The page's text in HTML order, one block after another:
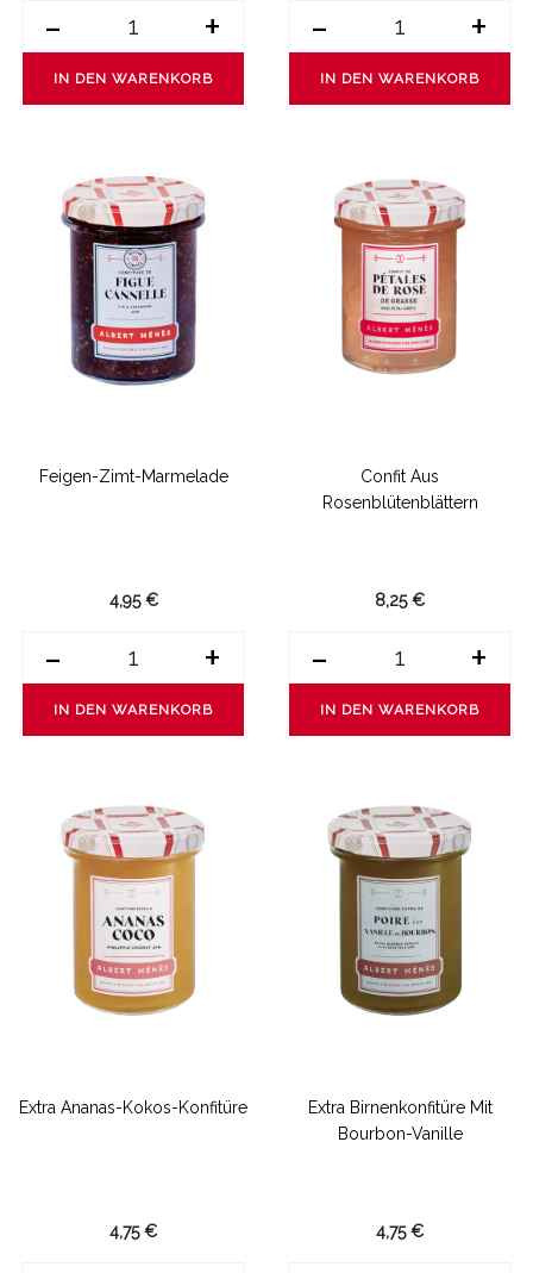
- +
IN DEN WARENKORB
- +
IN DEN WARENKORB
Feigen-Zimt-Marmelade
4,95 €
- +
IN DEN WARENKORB
Confit Aus
Rosenblütenblättern
8,25 €
- +
IN DEN WARENKORB
Extra Ananas-Kokos-Konfitüre
4,75 €
Extra Birnenkonfitüre Mit
Bourbon-Vanille
4,75 €